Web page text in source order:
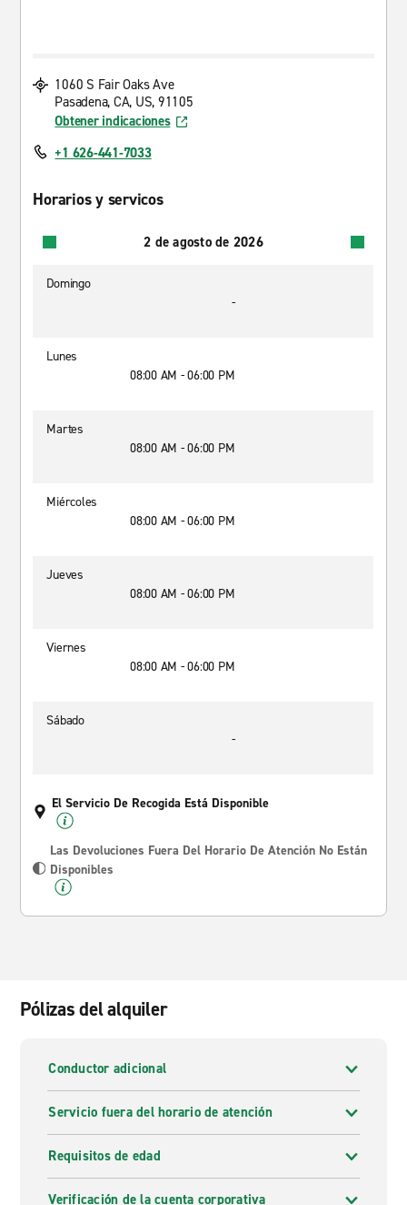
1060 S Fair Oaks Ave
Pasadena, CA, US, 91105
Obtener indicaciones
+1 626-441-7033
Horarios y servicos
2 de agosto de 2026
Domingo
-
Lunes
08:00 AM - 06:00 PM
Martes
08:00 AM - 06:00 PM
Miércoles
08:00 AM - 06:00 PM
Jueves
08:00 AM - 06:00 PM
Viernes
08:00 AM - 06:00 PM
Sábado
-
El Servicio De Recogida Está Disponible
Las Devoluciones Fuera Del Horario De Atención No Están
Disponibles
Pólizas del alquiler
Conductor adicional
Servicio fuera del horario de atención
Requisitos de edad
Verificación de la cuenta corporativa